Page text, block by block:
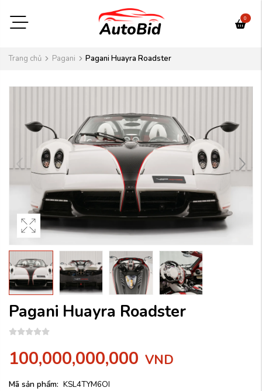
0
Trang chủ Pagani Pagani Huayra Roadster
Pagani Huayra Roadster
100,000,000,000 VND
Mã sản phẩm: KSL4TYM6OI